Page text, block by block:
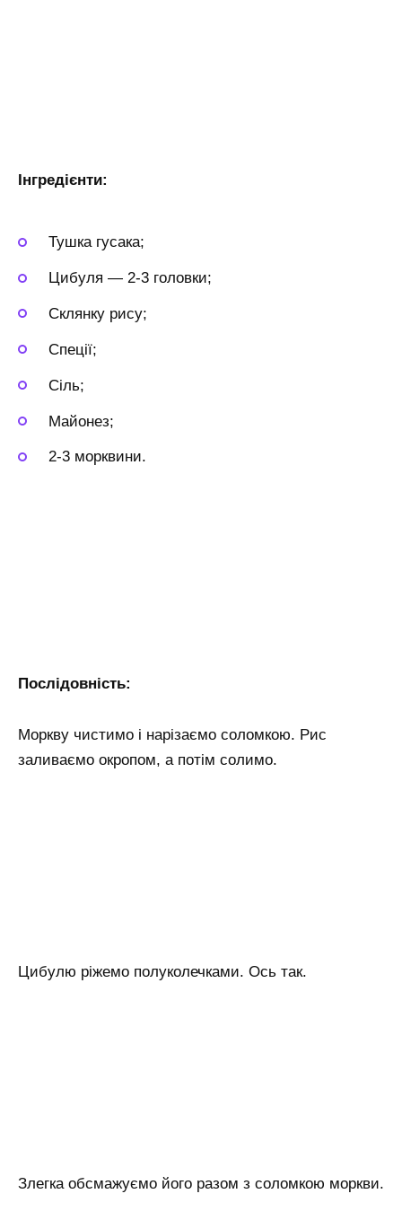
Інгредієнти:
Тушка гусака;
Цибуля — 2-3 головки;
Склянку рису;
Спеції;
Сіль;
Майонез;
2-3 морквини.
Послідовність:
Моркву чистимо і нарізаємо соломкою. Рис
заливаємо окропом, а потім солимо.
Цибулю ріжемо полуколечками. Ось так.
Злегка обсмажуємо його разом з соломкою моркви.